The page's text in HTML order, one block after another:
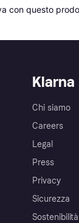
con questo
Klarna
Chi siamo
Careers
Legal
Press
Privacy
Sicurezza
Sostenibilità